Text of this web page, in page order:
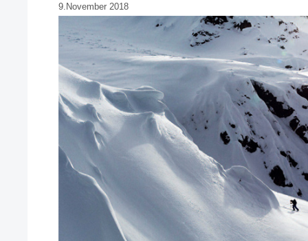
9.November 2018